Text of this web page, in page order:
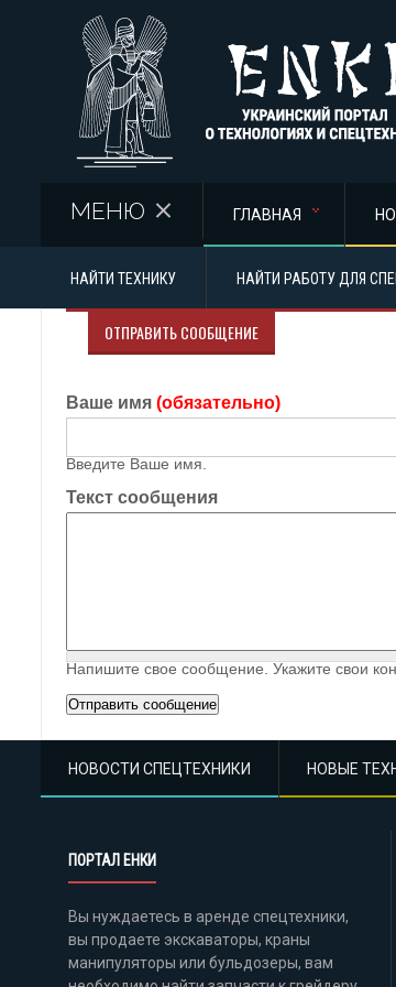
МЕНЮ ГЛАВНАЯ
НАЙТИ ТЕХНИКУ НАЙТИ РАБОТУ ДЛЯ
ОТПРАВИТЬ СООБЩЕНИЕ
Ваше имя (обязательно)
Введите Ваше имя.
Текст сообщения
Напишите свое сообщение. Укажите свои
НОВОСТИ СПЕЦТЕХНИКИ НОВЫЕ
ПОРТАЛ ЕНКИ
Вы нуждаетесь в аренде спецтехники,
вы продаете экскаваторы, краны
манипуляторы или бульдозеры, вам